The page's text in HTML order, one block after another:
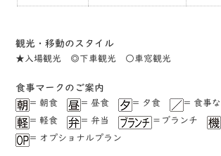
観光・移動のスタイル
★⼊場観光 ◎下⾞観光 ○⾞窓観光
⾷事マークのご案内
= 朝食 = 昼食 = ⼣食
= ⾷事
= 軽⾷
= 弁当 ＝ブランチ
= オプショナルプラン